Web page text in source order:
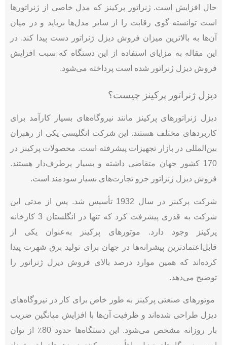
حال افزایش است. ژنراتور پرکینز که مدل خاصی از ژنراتورها
است توانسته گوی رقابت را از سایر مدل‌ها برباید و در میان
آن‌ها به بالاترین میزان فروش دیزل ژنراتور دست پیدا کند. در
این مقاله به مزایای استفاده از این دستگاه که سبب افزایش
فروش دیزل ژنراتور شده است پرداخته می‌شود.
دیزل ژنراتور پرکینز چیست؟
دیزل ژنراتورهای پرکینز مانند نیروگاه‌های بسیار کارآمد برای
کاربردهای مختلف هستند. این شرکت انگلیسی یکی از رهبران
بین‌المللی در بازار تجهیزات پیشرفته است. محصولات پرکینز در
170 کشور جهان متقاضی داشته و بسیار پرطرف‌دار هستند.
فروش دیزل ژنراتور جزو تجارت‌های بسیار سودمند است.
شرکت پرکینز در سال 1932 تأسیس شد. پس از مدتی این
شرکت به قدری پیشرفت کرد که تنها در انگلستان 3 کارخانه
پرکینز وجود دارد. موتورهای پرکینز به‌عنوان یکی از
قابل‌اعتمادترین پیشرانه‌ها در جهان برای تولید برق شهرت پیدا
کرده‌اند که همین موارد درصد بالای فروش دیزل ژنراتور را
توضیح می‌دهد.
موتورهای صنعتی پرکینز به طور خاص برای کار در نیروگاه‌های
دیزل طراحی شده‌اند و ظرفیت آن‌ها با افزایش میانگین ضریب
بار روزانه مشخص می‌شود. این دستگاه‌ها حدود 80٪ از توان